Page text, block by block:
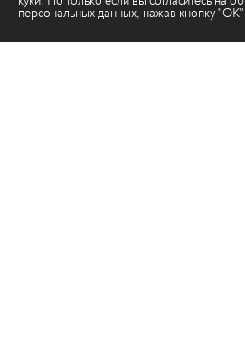
персональных данных, нажав кнопку "ОК"